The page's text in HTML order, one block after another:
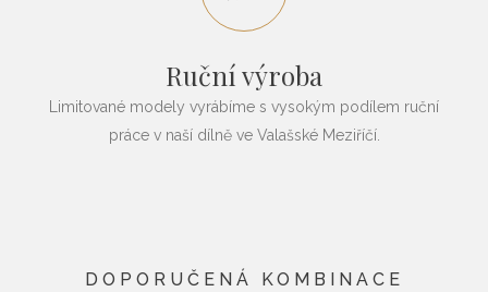
Ruční výroba
Limitované modely vyrábíme s vysokým podílem ruční
práce v naší dílně ve Valašské Meziříčí.
DOPORUČENÁ KOMBINACE